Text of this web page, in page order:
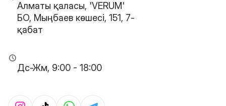
Алматы қаласы, 'VERUM'
БО, Мыңбаев көшесі, 151, 7-
қабат
Дс-Жм, 9:00 - 18:00